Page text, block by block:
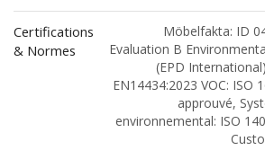
Certifications
& Normes
Möbelfakta: ID
Evaluation B
(EPD
EN14434:2023 VOC: ISO
approuvé,
environnemental: ISO